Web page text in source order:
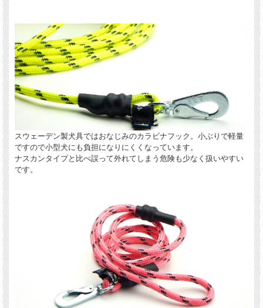
スウェーデン製犬具ではおなじみのカラビナフック。小ぶりで軽量
ですので小型犬にも負担になりにくくなっています。
ナスカンタイプと比べ誤って外れてしまう危険も少なく扱いやすい
です。